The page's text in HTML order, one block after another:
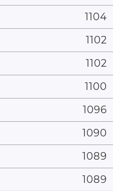
1104
1102
1102
1100
1096
1090
1089
1089